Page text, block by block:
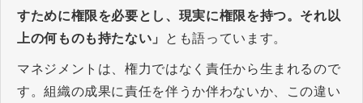
すために権限を必要とし、現実に権限を持つ。それ以
上の何ものも持たない」
とも語っています。
マネジメントは、権力ではなく責任から生まれるので
す。組織の成果に責任を伴うか伴わないか、この違い